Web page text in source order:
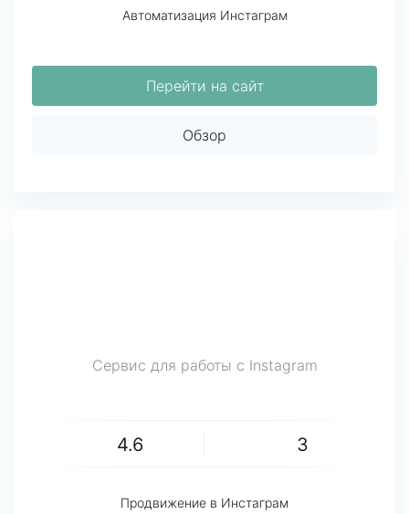
Автоматизация Инстаграм
Перейти на сайт
Обзор
Сервис для работы с Instagram
4.6 3
Продвижение в Инстаграм